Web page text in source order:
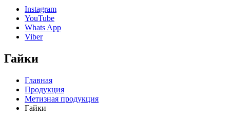
Instagram
YouTube
Whats App
Viber
Гайки
Главная
Продукция
Метизная продукция
Гайки